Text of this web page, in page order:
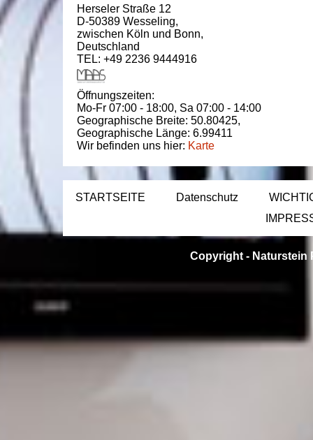
Herseler Straße 12
D-50389 Wesseling,
zwischen Köln und Bonn,
Deutschland
TEL: +49 2236 9444916
Öffnungszeiten:
Mo-Fr 07:00 - 18:00, Sa 07:00 - 14:00
Geographische Breite: 50.80425,
Geographische Länge: 6.99411
Wir befinden uns hier: Karte
STARTSEITE Datenschutz
Copyright - Naturstein